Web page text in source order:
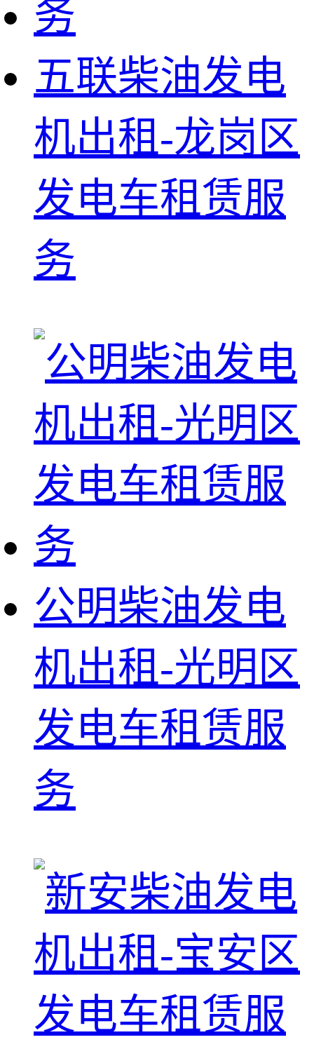
五联柴油发电
机出租-龙岗区
发电车租赁服
务
公明柴油发电
机出租-光明区
发电车租赁服
务